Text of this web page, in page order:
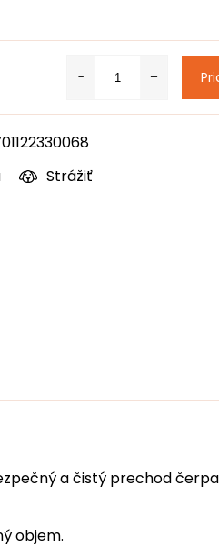
Strážiť
a čistý prechod
objem.